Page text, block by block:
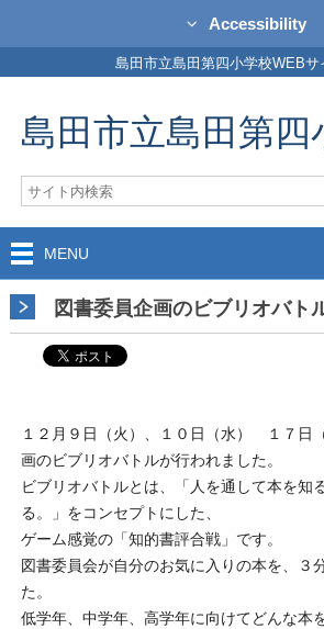
Accessibility
島田市立島田第四小学校WEBサ
島田市立島田第四
MENU
図書委員企画のビブリオバト
１２月９日（火）、１０日（水） １７日
画のビブリオバトルが行われました。
ビブリオバトルとは、「人を通して本を知
る。」をコンセプトにした、
ゲーム感覚の「知的書評合戦」です。
図書委員会が自分のお気に入りの本を、３
た。
低学年、中学年、高学年に向けてどんな本